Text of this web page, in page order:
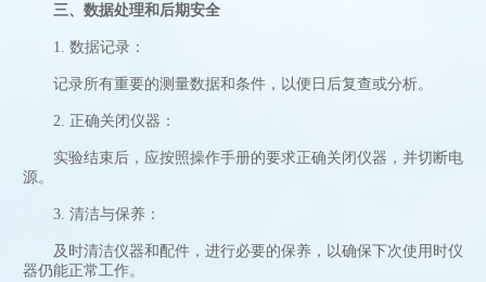
三、数据处理和后期安全
1. 数据记录：
记录所有重要的测量数据和条件，以便日后复查或分析。
2. 正确关闭仪器：
实验结束后，应按照操作手册的要求正确关闭仪器，并切断电
源。
3. 清洁与保养：
及时清洁仪器和配件，进行必要的保养，以确保下次使用时仪
器仍能正常工作。